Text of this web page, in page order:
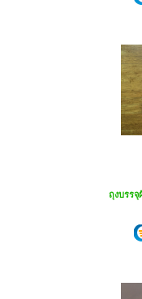
ถุงบรร